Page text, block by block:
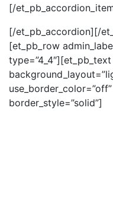
[/
[/et_pb_accordion][/
[et_pb_row
border_style=”solid”]